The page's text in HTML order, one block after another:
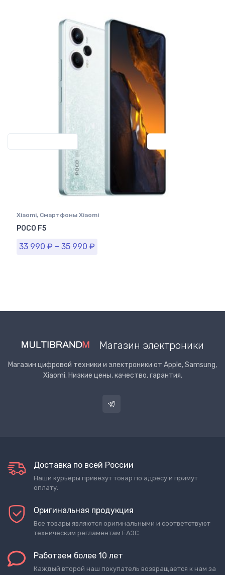
Xiaomi, Смартфоны Xiaomi
POCO F5
33 990 ₽ – 35 990 ₽
Магазин электроники
Магазин цифровой техники и электроники от Apple, Samsung,
Xiaomi. Низкие цены, качество, гарантия.
Доставка по всей России
Наши курьеры привезут товар по адресу и примут
оплату.
Оригинальная продукция
Все товары являются оригинальными и соответствуют
техническим регламентам ЕАЭС.
Работаем более 10 лет
Каждый второй наш покупатель возвращается к нам за